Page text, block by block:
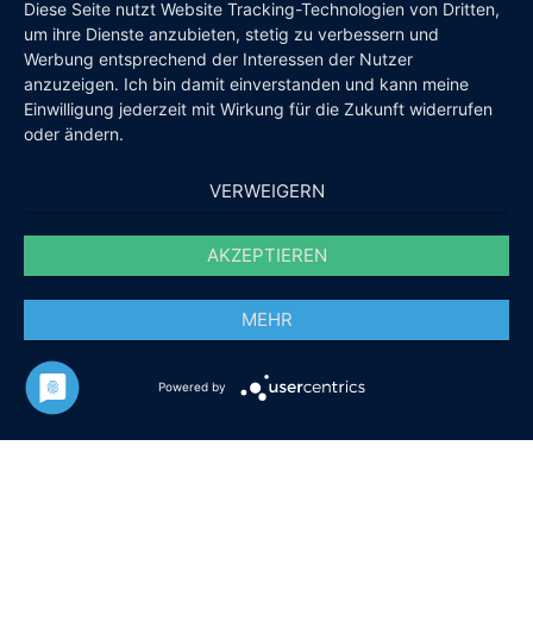
Letzte Aktualisierung: 16.07.2026
Diese Seite nutzt Website Tracking-Technologien von Dritten,
um ihre Dienste anzubieten, stetig zu verbessern und
Werbung entsprechend der Interessen der Nutzer
anzuzeigen. Ich bin damit einverstanden und kann meine
Einwilligung jederzeit mit Wirkung für die Zukunft widerrufen
oder ändern.
VERWEIGERN
AKZEPTIEREN
MEHR
Powered by